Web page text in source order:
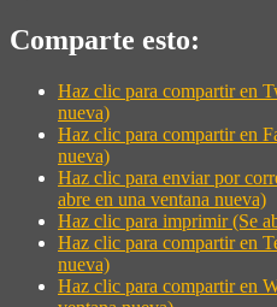
Comparte esto:
Haz clic para compartir en
nueva)
Haz clic para compartir en
nueva)
Haz clic para enviar por
abre en una ventana nueva)
Haz clic para imprimir (Se
Haz clic para compartir en
nueva)
Haz clic para compartir en